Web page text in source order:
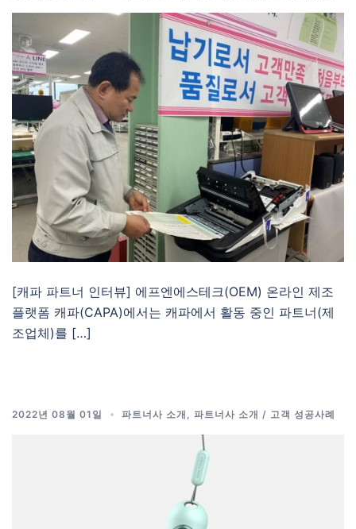
[캐파 파트너 인터뷰] 에프엔에스테크(OEM) 온라인 제조
플랫폼 캐파(CAPA)에서는 캐파에서 활동 중인 파트너(제
조업체)를 […]
2022년 08월 01일 파트너사 소개 파트너사 소개 / 고객 성공사례